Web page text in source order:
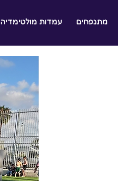
מתנפחים עמדות מולטימדיה